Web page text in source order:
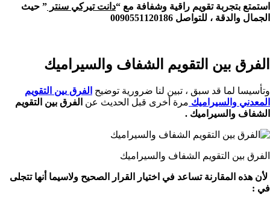
استمتع بتجربة تقويم راقية وشفافة مع “دانت تيركي سنتر ” حيث
الجمال والدقة ، للتواصل 0090551120186
الفرق بين التقويم الشفاف والسيراميك
وتأسيسا لما قد سبق ، تبين لنا ضرورية توضيح الفرق بين التقويم
المعدني والسيراميك مرة أخرى قبل الحديث عن الفرق بين التقويم
الشفاف والسيراميك .
الفرق بين التقويم الشفاف والسيراميك
لأن هذه المقارنة تساعد في اختيار القرار الصحيح ولاسيما أنها تتجلى
في :